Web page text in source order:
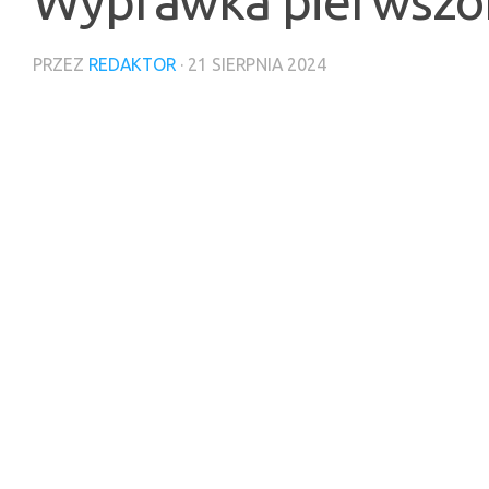
PRZEZ REDAKTOR · 21 SIERPNIA 2024